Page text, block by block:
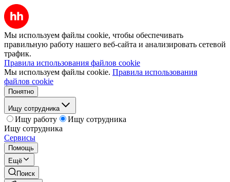
Мы используем файлы cookie, чтобы обеспечивать
правильную работу нашего веб-сайта и анализировать сетевой
трафик.
Правила использования файлов cookie
Мы используем файлы cookie. Правила использования
файлов cookie
Понятно
Ищу сотрудника
Ищу работу
Ищу сотрудника
Ищу сотрудника
Сервисы
Помощь
Ещё
Поиск